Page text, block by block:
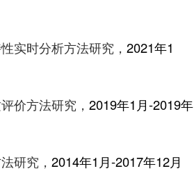
实时分析方法研究， 2021年1
价方法研究， 2019年1月-2019年
研究， 2014年1月-2017年12月